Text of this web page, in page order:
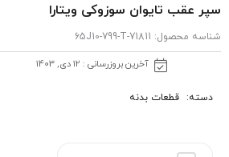
سپر عقب تایوان سوزوکی ویتارا
شناسه محصول: 71811-65J10-799-T
آخرین بروزرسانی : 12 دی, 1403
دسته: قطعات بدنه